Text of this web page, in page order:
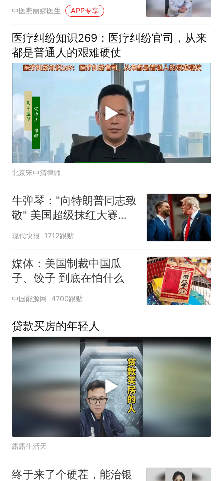
中医燕丽娜医生 APP专享
医疗纠纷知识269：医疗纠纷官司，从来
都是普通人的艰难硬仗
北京宋中清律师
牛弹琴："向特朗普同志致
敬" 美国超级抹红大赛开
始了
现代快报 1712跟贴
媒体：美国制裁中国瓜
子、饺子 到底在怕什么
中国能源网 4700跟贴
贷款买房的年轻人
露露生活天
终于来了个硬茬，能治银